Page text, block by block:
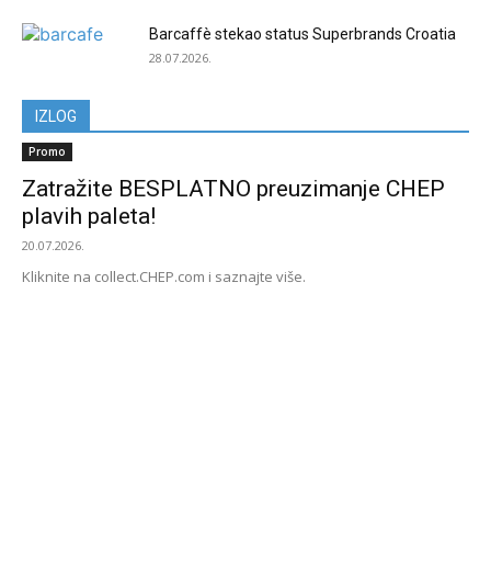
Barcaffè stekao status Superbrands Croatia
28.07.2026.
IZLOG
Promo
Zatražite BESPLATNO preuzimanje CHEP
plavih paleta!
20.07.2026.
Kliknite na collect.CHEP.com i saznajte više.